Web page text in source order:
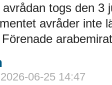
togs den 3
avråder inte
06-25 14:47